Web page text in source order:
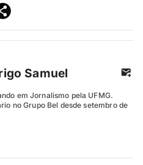
Samuel
em Jornalismo pela UFMG.
no Grupo Bel desde setembro de